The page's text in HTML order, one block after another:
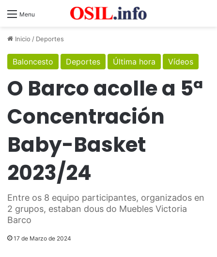
Menu
Inicio / Deportes
Baloncesto Deportes Última hora Vídeos
O Barco acolle a 5ª
Concentración
Baby-Basket
2023/24
Entre os 8 equipo participantes, organizados en
2 grupos, estaban dous do Muebles Victoria
Barco
17 de Marzo de 2024